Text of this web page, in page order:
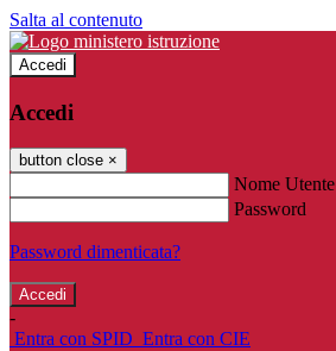
Salta al contenuto
Accedi
Accedi
button close ×
Nome Utente
Password
Password dimenticata?
-
Entra con SPID Entra con CIE